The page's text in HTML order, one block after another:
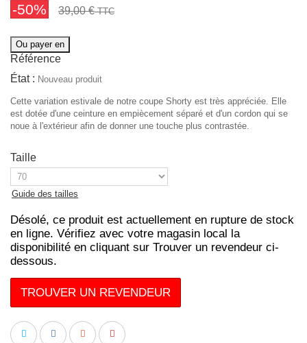
-50% 39,00 €TTC
Ou payer en
Référence
État : Nouveau produit
Cette variation estivale de notre coupe Shorty est très appréciée. Elle
est dotée d'une ceinture en empiècement séparé et d'un cordon qui se
noue à l'extérieur afin de donner une touche plus contrastée.
Taille
Guide des tailles
Désolé, ce produit est actuellement en rupture de stock
en ligne. Vérifiez avec votre magasin local la
disponibilité en cliquant sur Trouver un revendeur ci-
dessous.
TROUVER UN REVENDEUR